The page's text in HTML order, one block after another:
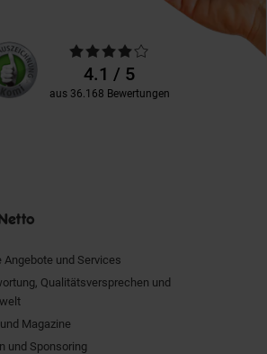
Durchschnittliche
Bewertungen4.1 / 5
aus 36.168 Bewertungen
Angebote und Services
Qualitätsversprechen und
Magazine
und Sponsoring